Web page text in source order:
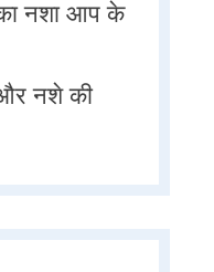
नशा आप के
नशे की